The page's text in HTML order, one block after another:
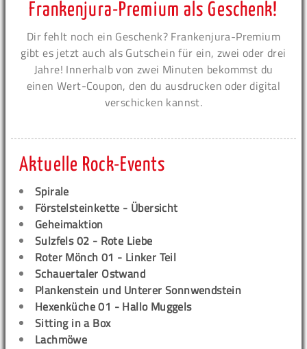
Frankenjura-Premium als Geschenk!
Dir fehlt noch ein Geschenk? Frankenjura-Premium
gibt es jetzt auch als Gutschein für ein, zwei oder drei
Jahre! Innerhalb von zwei Minuten bekommst du
einen Wert-Coupon, den du ausdrucken oder digital
verschicken kannst.
Aktuelle Rock-Events
Spirale
Förstelsteinkette - Übersicht
Geheimaktion
Sulzfels 02 - Rote Liebe
Roter Mönch 01 - Linker Teil
Schauertaler Ostwand
Plankenstein und Unterer Sonnwendstein
Hexenküche 01 - Hallo Muggels
Sitting in a Box
Lachmöwe